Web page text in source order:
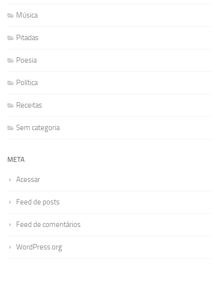
Música
Pitadas
Poesia
Política
Receitas
Sem categoria
META
Acessar
Feed de posts
Feed de comentários
WordPress.org